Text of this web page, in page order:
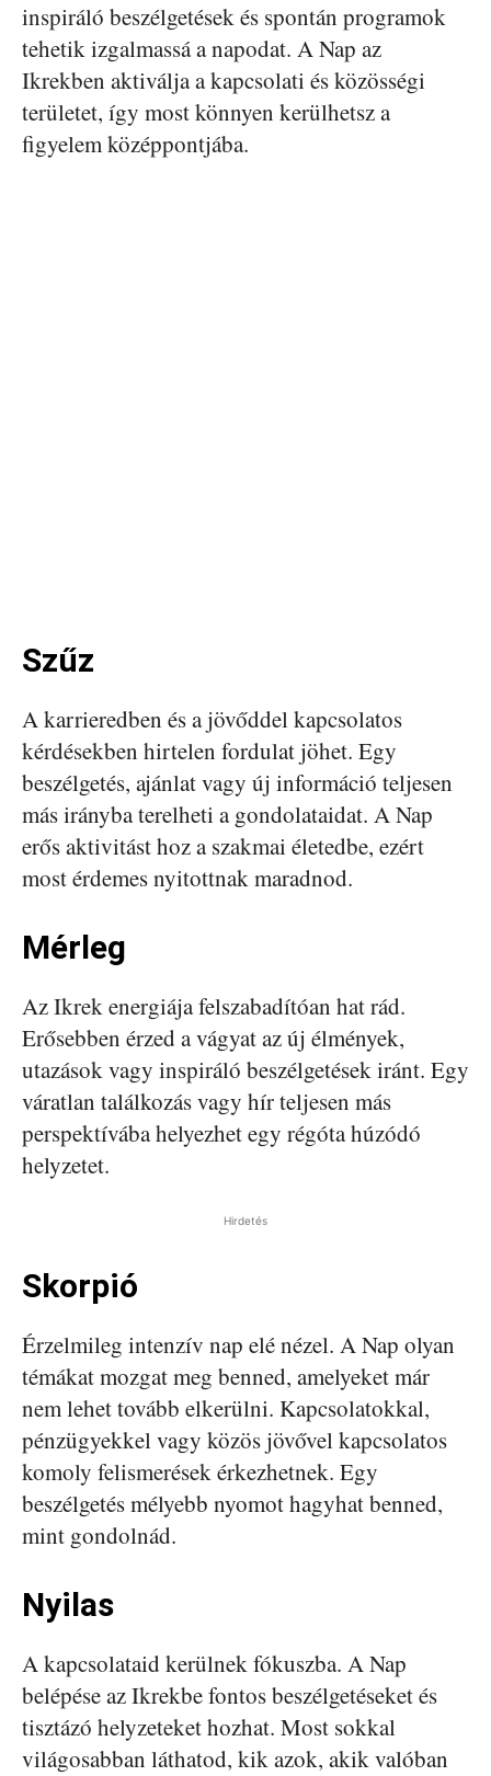
inspiráló beszélgetések és spontán programok
tehetik izgalmassá a napodat. A Nap az
Ikrekben aktiválja a kapcsolati és közösségi
területet, így most könnyen kerülhetsz a
figyelem középpontjába.
Szűz
A karrieredben és a jövőddel kapcsolatos
kérdésekben hirtelen fordulat jöhet. Egy
beszélgetés, ajánlat vagy új információ teljesen
más irányba terelheti a gondolataidat. A Nap
erős aktivitást hoz a szakmai életedbe, ezért
most érdemes nyitottnak maradnod.
Mérleg
Az Ikrek energiája felszabadítóan hat rád.
Erősebben érzed a vágyat az új élmények,
utazások vagy inspiráló beszélgetések iránt. Egy
váratlan találkozás vagy hír teljesen más
perspektívába helyezhet egy régóta húzódó
helyzetet.
Hirdetés
Skorpió
Érzelmileg intenzív nap elé nézel. A Nap olyan
témákat mozgat meg benned, amelyeket már
nem lehet tovább elkerülni. Kapcsolatokkal,
pénzügyekkel vagy közös jövővel kapcsolatos
komoly felismerések érkezhetnek. Egy
beszélgetés mélyebb nyomot hagyhat benned,
mint gondolnád.
Nyilas
A kapcsolataid kerülnek fókuszba. A Nap
belépése az Ikrekbe fontos beszélgetéseket és
tisztázó helyzeteket hozhat. Most sokkal
világosabban láthatod, kik azok, akik valóban